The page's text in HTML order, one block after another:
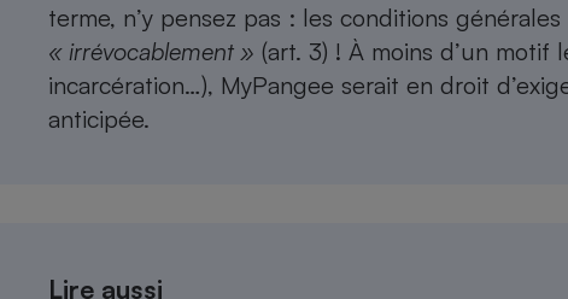
terme, n’y pensez pas : les conditions
« irrévocablement » (art. 3) ! À moins d’un motif
incarcération…), MyPangee serait en droit
anticipée.
Lire aussi